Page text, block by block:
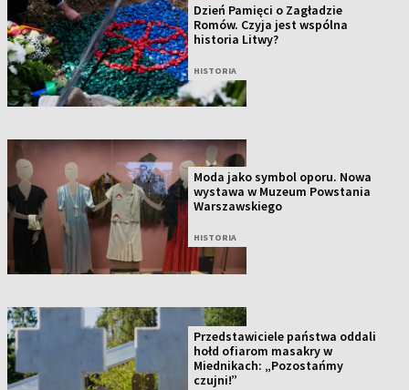
Dzień Pamięci o Zagładzie
Romów. Czyja jest wspólna
historia Litwy?
HISTORIA
Moda jako symbol oporu. Nowa
wystawa w Muzeum Powstania
Warszawskiego
HISTORIA
Przedstawiciele państwa oddali
hołd ofiarom masakry w
Miednikach: „Pozostańmy
czujni!”